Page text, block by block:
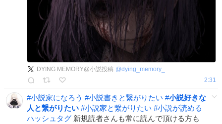
DYING MEMORY@小説投稿 @dying_memory_
2:31
#小説家になろう #小説書きと繋がりたい #小説好きな
人と繋がりたい #小説家と繋がりたい #小説が読める
ハッシュタグ 新規読者さんも常に読んで頂ける方も